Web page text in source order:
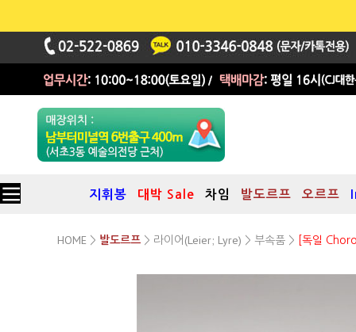
지휘봉 대박 Sale 차임 발도르프 오르프
HOME > 발도르프 > 라이어(Leier; Lyre) > 부속품 > [독일
Choroi 12현 현세트(킨더 하프/ 킨더 라이어용)